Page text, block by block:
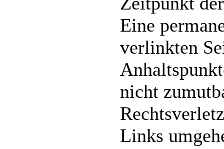
Eine
verlinkten
nicht
Links